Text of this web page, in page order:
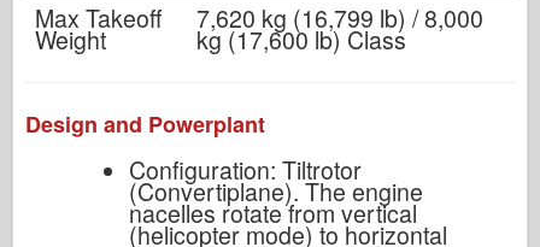
Max Takeoff
Weight
7,620 kg (16,799 lb) / 8,000
kg (17,600 lb) Class
Design and Powerplant
Configuration: Tiltrotor
(Convertiplane). The engine
nacelles rotate from vertical
(helicopter mode) to horizontal